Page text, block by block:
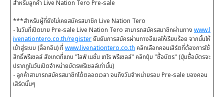
สำหรับลูกค้า Live Nation Tero Pre-sale
***สำหรับผู้ที่ยังไม่เคยสมัครสมาชิก Live Nation Tero
- ในวันที่เปิดขาย Pre-sale Live Nation Tero สามารถสมัครสมาชิกผ่านทาง www.l
ivenationtero.co.th/register ยืนยันการสมัครผ่านทางอีเมลให้เรียบร้อย จากนั้นให้
เข้าสู่ระบบ (ล็อกอิน) ที่ www.livenationtero.co.th คลิกเลือกคอนเสิร์ตที่ต้องการใช้
สิทธิ์พรีเซลล์ สังเกตที่แถบ "ไลฟ์ เนชั่น เทโร พรีเซลล์" คลิกปุ่ม "ซื้อบัตร" (ปุ่มซื้อบัตรจะ
ปรากฏในวันเปิดจำหน่ายบัตรพรีเซลล์เท่านั้น)
- ลูกค้าสามารถสมัครสมาชิกได้ตลอดเวลา จนถึงวันจำหน่ายรอบ Pre-sale ของคอน
เสิร์ตนั้นๆ